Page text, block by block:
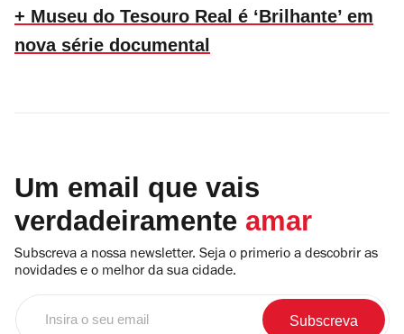
+ Museu do Tesouro Real é ‘Brilhante’ em
nova série documental
Um email que vais
verdadeiramente amar
Subscreva a nossa newsletter. Seja o primerio a descobrir as
novidades e o melhor da sua cidade.